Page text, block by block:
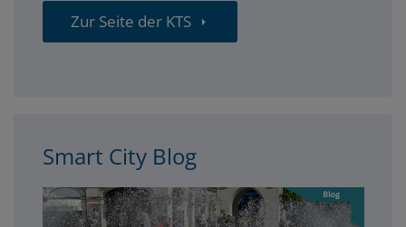
Zur Seite der KTS
Smart City Blog